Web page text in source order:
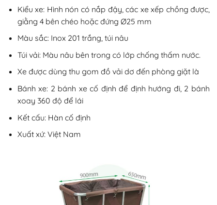
Kiểu xe: Hình nón có nắp đậy, các xe xếp chồng được,
giằng 4 bên chéo hoặc đứng Ø25 mm
Màu sắc: Inox 201 trắng, túi nâu
Túi vải: Màu nâu bên trong có lớp chống thấm nước.
Xe được dùng thu gom đồ vải dơ đến phòng giặt là
Bánh xe: 2 bánh xe cố định để định hướng đi, 2 bánh
xoay 360 độ để lái
Kết cấu: Hàn cố định
Xuất xứ: Việt Nam